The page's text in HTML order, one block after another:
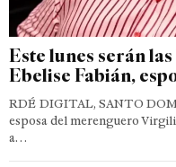
Este lunes serán
Ebelise Fabián,
RDÉ DIGITAL, SANTO
esposa del merenguero
a…